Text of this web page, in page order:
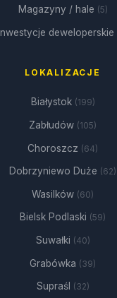
Magazyny / hale (5)
Inwestycje deweloperskie
LOKALIZACJE
Białystok (199)
Zabłudów (105)
Choroszcz (64)
Dobrzyniewo Duże (62)
Wasilków (60)
Bielsk Podlaski (59)
Suwałki (40)
Grabówka (39)
Supraśl (32)